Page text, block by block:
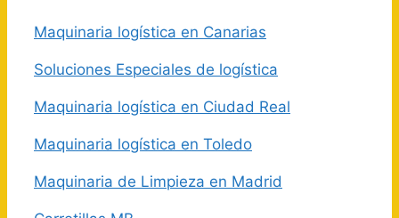
Maquinaria logística en Canarias
Soluciones Especiales de logística
Maquinaria logística en Ciudad Real
Maquinaria logística en Toledo
Maquinaria de Limpieza en Madrid